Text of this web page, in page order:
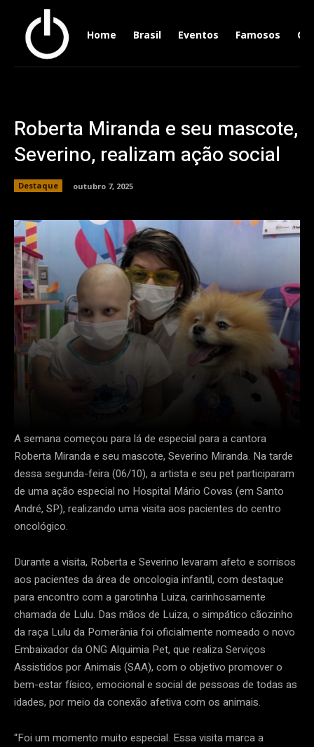
Home Brasil Eventos Famosos
Roberta Miranda e seu mascote,
Severino, realizam ação social
Destaque outubro 7, 2025
A semana começou para lá de especial para a cantora
Roberta Miranda e seu mascote, Severino Miranda. Na tarde
dessa segunda-feira (06/10), a artista e seu pet participaram
de uma ação especial no Hospital Mário Covas (em Santo
André, SP), realizando uma visita aos pacientes do centro
oncológico.
Durante a visita, Roberta e Severino levaram afeto e sorrisos
aos pacientes da área de oncologia infantil, com destaque
para encontro com a garotinha Luiza, carinhosamente
chamada de Lulu. Das mãos de Luiza, o simpático cãozinho
da raça Lulu da Pomerânia foi oficialmente nomeado o novo
Embaixador da ONG Alquimia Pet, que realiza Serviços
Assistidos por Animais (SAA), com o objetivo promover o
bem-estar físico, emocional e social de pessoas de todas as
idades, por meio da conexão afetiva com os animais.
“Foi um momento muito especial. Essa visita marca a